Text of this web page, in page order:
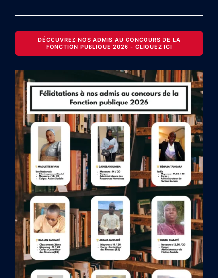
DÉCOUVREZ NOS ADMIS AU CONCOURS DE LA
FONCTION PUBLIQUE 2026 - CLIQUEZ ICI